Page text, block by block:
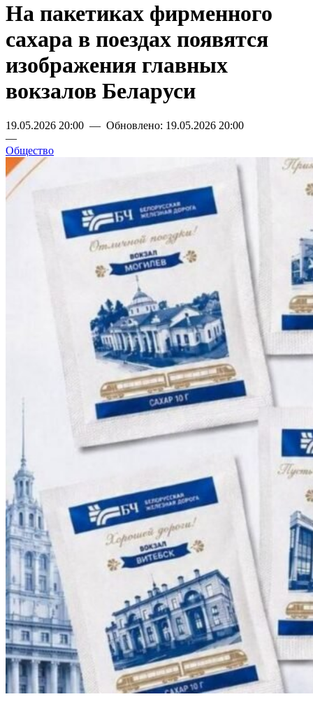
На пакетиках фирменного
сахара в поездах появятся
изображения главных
вокзалов Беларуси
19.05.2026 20:00 — Обновлено: 19.05.2026 20:00
—
Общество